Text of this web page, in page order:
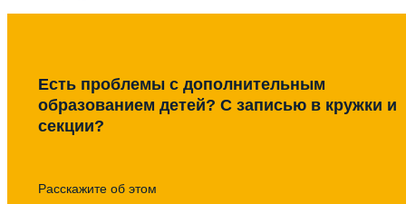
Есть проблемы с дополнительным
образованием детей? С записью в кружки и
секции?
Расскажите об этом